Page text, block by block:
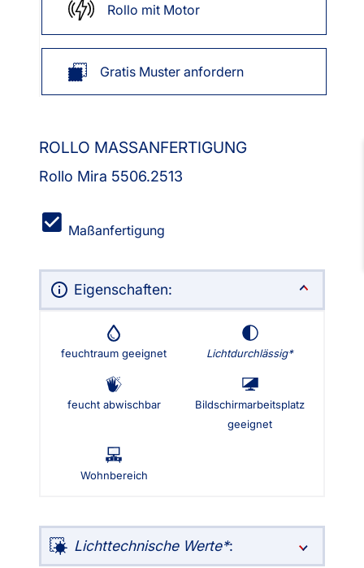
ROLLO MASSANFERTIGUNG
Rollo Mira 5506.2513
Maßanfertigung
Eigenschaften:
feuchtraum geeignet Lichtdurchlässig
feucht abwischbar
Bildschirmarbeitsplatz
geeignet
Wohnbereich
Lichttechnische Werte :
Rollo mit Motor
Gratis Muster anfordern